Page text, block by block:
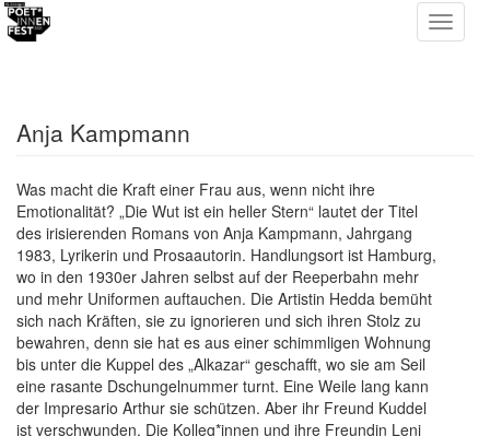
Anja Kampmann
Was macht die Kraft einer Frau aus, wenn nicht ihre
Emotionalität? „Die Wut ist ein heller Stern“ lautet der Titel
des irisierenden Romans von Anja Kampmann, Jahrgang
1983, Lyrikerin und Prosaautorin. Handlungsort ist Hamburg,
wo in den 1930er Jahren selbst auf der Reeperbahn mehr
und mehr Uniformen auftauchen. Die Artistin Hedda bemüht
sich nach Kräften, sie zu ignorieren und sich ihren Stolz zu
bewahren, denn sie hat es aus einer schimmligen Wohnung
bis unter die Kuppel des „Alkazar“ geschafft, wo sie am Seil
eine rasante Dschungelnummer turnt. Eine Weile lang kann
der Impresario Arthur sie schützen. Aber ihr Freund Kuddel
ist verschwunden. Die Kolleg*in­n­en und ihre Freundin Leni